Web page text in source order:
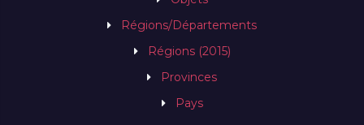
Régions/Départements
Régions (2015)
Provinces
Pays